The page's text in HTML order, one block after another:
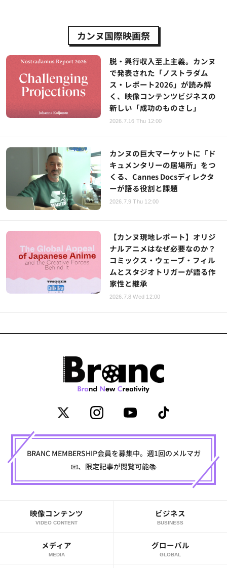
カンヌ国際映画祭
脱・興行収入至上主義。カンヌ
で発表された「ノストラダム
ス・レポート2026」が読み解
く、映像コンテンツビジネスの
新しい「成功のものさし」
2026.7.16 Thu 12:00
カンヌの巨大マーケットに「ド
キュメンタリーの居場所」をつ
くる、Cannes Docsディレクタ
ーが語る役割と課題
2026.7.9 Thu 12:00
【カンヌ現地レポート】オリジ
ナルアニメはなぜ必要なのか？
コミックス・ウェーブ・フィル
ムとスタジオトリガーが語る作
家性と継承
2026.7.8 Wed 12:00
BRANC MEMBERSHIP会員を募集中。週1回のメルマガ
📧、限定記事が閲覧可能📚
映像コンテンツ
VIDEO CONTENT
ビジネス
BUSINESS
メディア
MEDIA
グローバル
GLOBAL